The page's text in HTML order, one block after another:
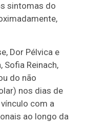
sintomas do
Dor Pélvica e
Sofia Reinach,
do não
nos dias de
com a
ao longo da